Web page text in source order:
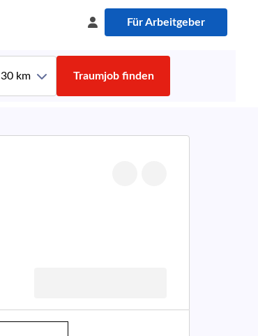
Für Arbeitgeber
30 km Traumjob finden